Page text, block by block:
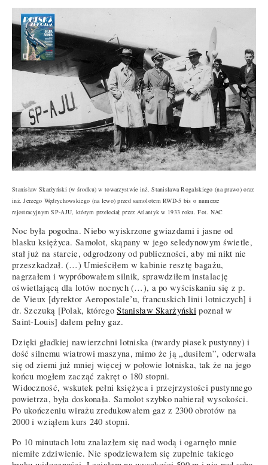
Stanisław Skarżyński (w środku) w towarzystwie inż. Stanisława Rogalskiego (na prawo) oraz
inż. Jerzego Wędrychowskiego (na lewo) przed samolotem RWD-5 bis o numerze
rejestracyjnym SP-AJU, którym przeleciał przez Atlantyk w 1933 roku. Fot. NAC
Noc była pogodna. Niebo wyiskrzone gwiazdami i jasne od
blasku księżyca. Samolot, skąpany w jego seledynowym świetle,
stał już na starcie, odgrodzony od publiczności, aby mi nikt nie
przeszkadzał. (…) Umieściłem w kabinie resztę bagażu,
nagrzałem i wypróbowałem silnik, sprawdziłem instalację
oświetlającą dla lotów nocnych (…), a po wyściskaniu się z p.
de Vieux [dyrektor Aeropostale’u, francuskich linii lotniczych] i
dr. Szczuką [Polak, któregoStanisław Skarżyński poznał w
Saint-Louis] dałem pełny gaz.
Dzięki gładkiej nawierzchni lotniska (twardy piasek pustynny) i
dość silnemu wiatrowi maszyna, mimo że ją „dusiłem”, oderwała
się od ziemi już mniej więcej w połowie lotniska, tak że na jego
końcu mogłem zacząć zakręt o 180 stopni.
Widoczność, wskutek pełni księżyca i przejrzystości pustynnego
powietrza, była doskonała. Samolot szybko nabierał wysokości.
Po ukończeniu wirażu zredukowałem gaz z 2300 obrotów na
2000 i wziąłem kurs 240 stopni.
Po 10 minutach lotu znalazłem się nad wodą i ogarnęło mnie
niemiłe zdziwienie. Nie spodziewałem się zupełnie takiego